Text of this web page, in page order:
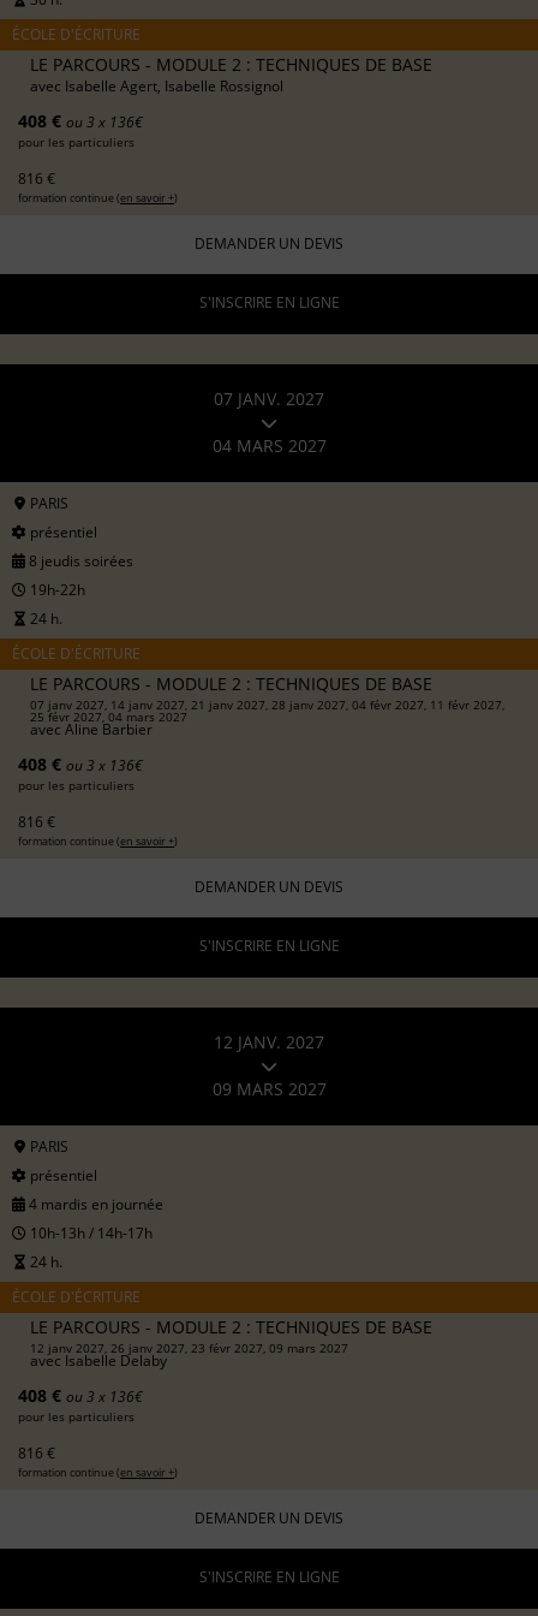
ÉCOLE D'ÉCRITURE
LE PARCOURS - MODULE 2 : TECHNIQUES DE BASE
avec Isabelle Agert, Isabelle Rossignol
408 € ou 3 x 136€
pour les particuliers
816 €
formation continue (en savoir +)
DEMANDER UN DEVIS
S'INSCRIRE EN LIGNE
07 JANV. 2027
04 MARS 2027
PARIS
présentiel
8 jeudis soirées
19h-22h
24 h.
ÉCOLE D'ÉCRITURE
LE PARCOURS - MODULE 2 : TECHNIQUES DE BASE
07 janv 2027, 14 janv 2027, 21 janv 2027, 28 janv 2027, 04 févr 2027, 11 févr 2027,
25 févr 2027, 04 mars 2027
avec Aline Barbier
408 € ou 3 x 136€
pour les particuliers
816 €
formation continue (en savoir +)
DEMANDER UN DEVIS
S'INSCRIRE EN LIGNE
12 JANV. 2027
09 MARS 2027
PARIS
présentiel
4 mardis en journée
10h-13h / 14h-17h
24 h.
ÉCOLE D'ÉCRITURE
LE PARCOURS - MODULE 2 : TECHNIQUES DE BASE
12 janv 2027, 26 janv 2027, 23 févr 2027, 09 mars 2027
avec Isabelle Delaby
408 € ou 3 x 136€
pour les particuliers
816 €
formation continue (en savoir +)
DEMANDER UN DEVIS
S'INSCRIRE EN LIGNE